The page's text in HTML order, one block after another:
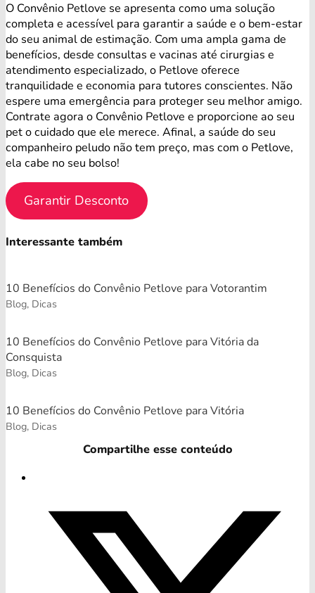
O Convênio Petlove se apresenta como uma solução
completa e acessível para garantir a saúde e o bem-estar
do seu animal de estimação. Com uma ampla gama de
benefícios, desde consultas e vacinas até cirurgias e
atendimento especializado, o Petlove oferece
tranquilidade e economia para tutores conscientes. Não
espere uma emergência para proteger seu melhor amigo.
Contrate agora o Convênio Petlove e proporcione ao seu
pet o cuidado que ele merece. Afinal, a saúde do seu
companheiro peludo não tem preço, mas com o Petlove,
ela cabe no seu bolso!
Garantir Desconto
Interessante também
10 Benefícios do Convênio Petlove para Votorantim
Blog, Dicas
10 Benefícios do Convênio Petlove para Vitória da
Consquista
Blog, Dicas
10 Benefícios do Convênio Petlove para Vitória
Blog, Dicas
Compartilhe esse conteúdo